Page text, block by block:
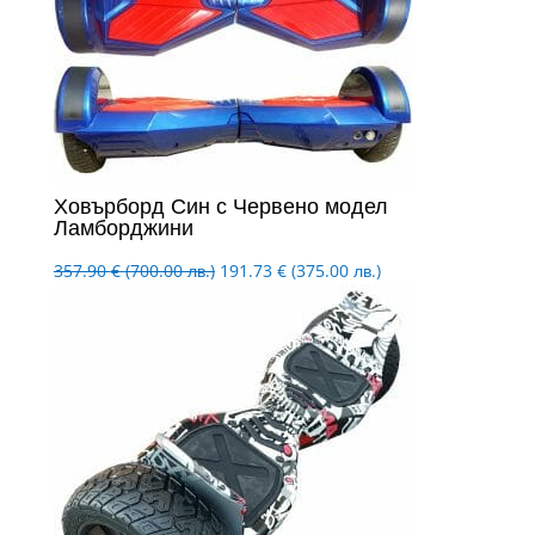
Ховърборд Син с Червено модел
Ламборджини
357.90€ (700.00 лв.) Original
357.90 €
(700.00
лв.).
191.73 € (375.00 лв.)Текущата
е:
191.73 €
(375.00
лв.).